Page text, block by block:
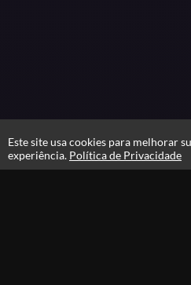
Este site usa cookies para melhorar
experiência. Política de Privacidade